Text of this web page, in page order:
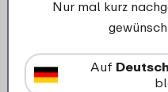
Nur mal kurz
Auf